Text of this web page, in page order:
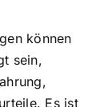
können
sein,
Es ist